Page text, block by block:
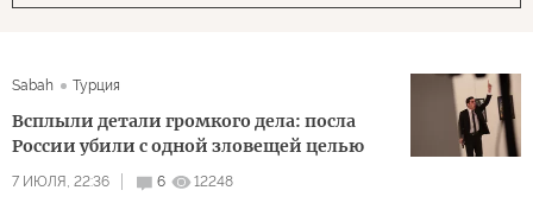
Sabah Турция
Всплыли детали громкого дела: посла
России убили с одной зловещей целью
7 ИЮЛЯ, 22:36 6 12248